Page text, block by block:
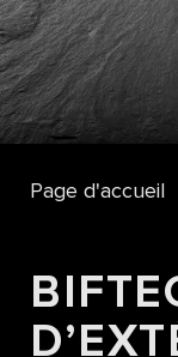
Page d'accueil